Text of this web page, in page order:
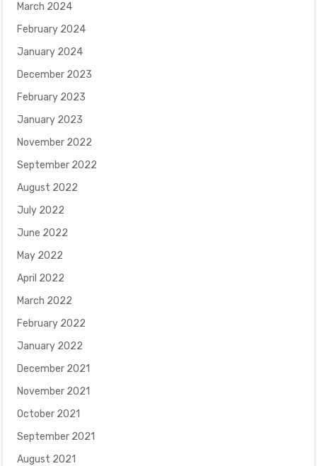
March 2024
February 2024
January 2024
December 2023
February 2023
January 2023
November 2022
September 2022
August 2022
July 2022
June 2022
May 2022
April 2022
March 2022
February 2022
January 2022
December 2021
November 2021
October 2021
September 2021
August 2021